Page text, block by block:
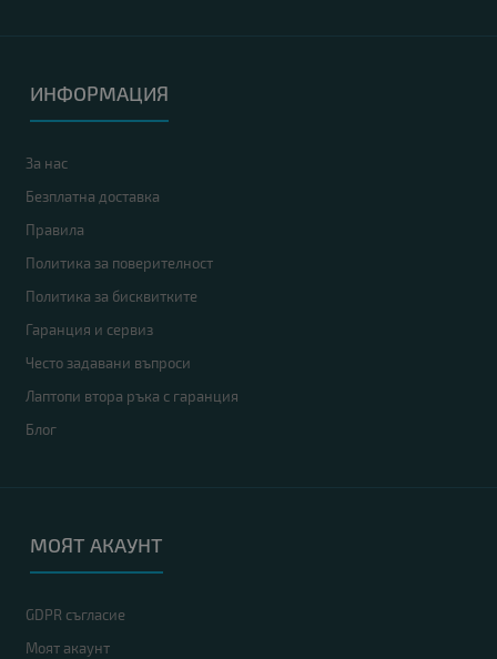
ИНФОРМАЦИЯ
За нас
Безплатна доставка
Правила
Политика за поверителност
Политика за бисквитките
Гаранция и сервиз
Често задавани въпроси
Лаптопи втора ръка с гаранция
Блог
МОЯТ АКАУНТ
GDPR съгласие
Моят акаунт